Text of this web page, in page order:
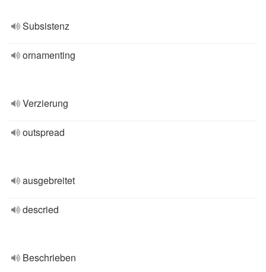
Subsistenz
ornamenting
Verzierung
outspread
ausgebreitet
descried
Beschrieben